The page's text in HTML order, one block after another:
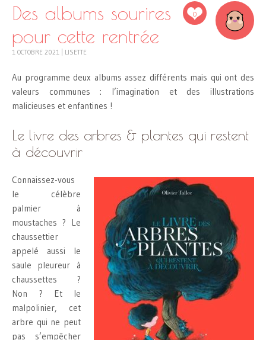
0
Des albums sourires
pour cette rentrée
1 OCTOBRE 2021 LISETTE
Au programme deux albums assez différents mais qui ont des
valeurs communes : l’imagination et des illustrations
malicieuses et enfantines !
Le livre des arbres & plantes qui restent
à découvrir
Connaissez-vous
le célèbre
palmier à
moustaches ? Le
chaussettier
appelé aussi le
saule pleureur à
chaussettes ?
Non ? Et le
malpolinier, cet
arbre qui ne peut
pas s’empêcher